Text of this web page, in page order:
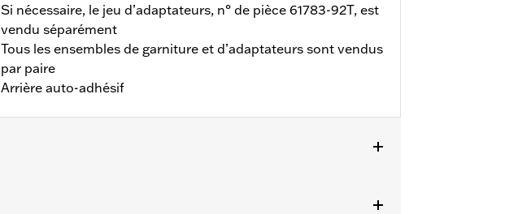
Si nécessaire, le jeu d’adaptateurs, n° de pièce 61783-92T, est
vendu séparément
Tous les ensembles de garniture et d’adaptateurs sont vendus
par paire
Arrière auto-adhésif